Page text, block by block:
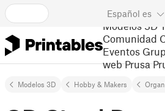
Español es
Modelos 3D
Comunidad
Eventos
web Prusa
Modelos 3D Hobby & Makers